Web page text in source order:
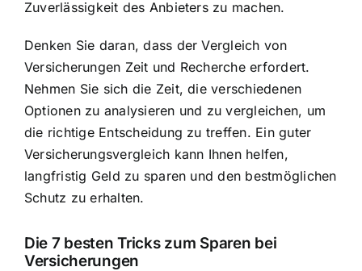
Zuverlässigkeit des Anbieters zu machen.
Denken Sie daran, dass der Vergleich von
Versicherungen Zeit und Recherche erfordert.
Nehmen Sie sich die Zeit, die verschiedenen
Optionen zu analysieren und zu vergleichen, um
die richtige Entscheidung zu treffen. Ein guter
Versicherungsvergleich kann Ihnen helfen,
langfristig Geld zu sparen und den bestmöglichen
Schutz zu erhalten.
Die 7 besten Tricks zum Sparen bei
Versicherungen